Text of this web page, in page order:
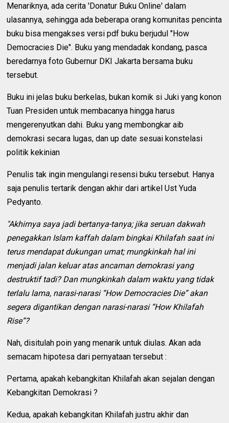
Menariknya, ada cerita 'Donatur Buku Online' dalam
ulasannya, sehingga ada beberapa orang komunitas pencinta
buku bisa mengakses versi pdf buku berjudul "How
Democracies Die". Buku yang mendadak kondang, pasca
beredarnya foto Gubernur DKI Jakarta bersama buku
tersebut.
Buku ini jelas buku berkelas, bukan komik si Juki yang konon
Tuan Presiden untuk membacanya hingga harus
mengerenyutkan dahi. Buku yang membongkar aib
demokrasi secara lugas, dan up date sesuai konstelasi
politik kekinian
Penulis tak ingin mengulangi resensi buku tersebut. Hanya
saja penulis tertarik dengan akhir dari artikel Ust Yuda
Pedyanto.
"Akhirnya saya jadi bertanya-tanya; jika seruan dakwah
penegakkan Islam kaffah dalam bingkai Khilafah saat ini
terus mendapat dukungan umat; mungkinkah hal ini
menjadi jalan keluar atas ancaman demokrasi yang
destruktif tadi? Dan mungkinkah dalam waktu yang tidak
terlalu lama, narasi-narasi “How Democracies Die” akan
segera digantikan dengan narasi-narasi “How Khilafah
Rise”?
Nah, disitulah poin yang menarik untuk diulas. Akan ada
semacam hipotesa dari pernyataan tersebut :
Pertama, apakah kebangkitan Khilafah akan sejalan dengan
Kebangkitan Demokrasi ?
Kedua, apakah kebangkitan Khilafah justru akhir dan